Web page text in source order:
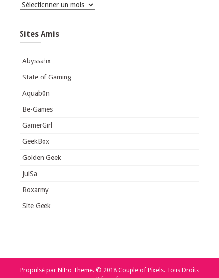
Archives
Sites Amis
Abyssahx
State of Gaming
Aquab0n
Be-Games
GamerGirl
GeekBox
Golden Geek
JulSa
Roxarmy
Site Geek
Propulsé par Nitro Theme. © 2018 Couple of Pixels. Tous Droits